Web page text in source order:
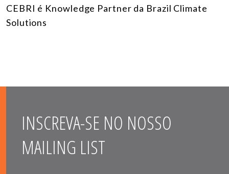
CEBRI é Knowledge Partner da Brazil Climate
Solutions
INSCREVA-SE NO NOSSO
MAILING LIST